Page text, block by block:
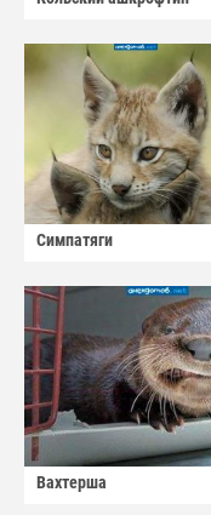
Симпатяги
Вахтерша